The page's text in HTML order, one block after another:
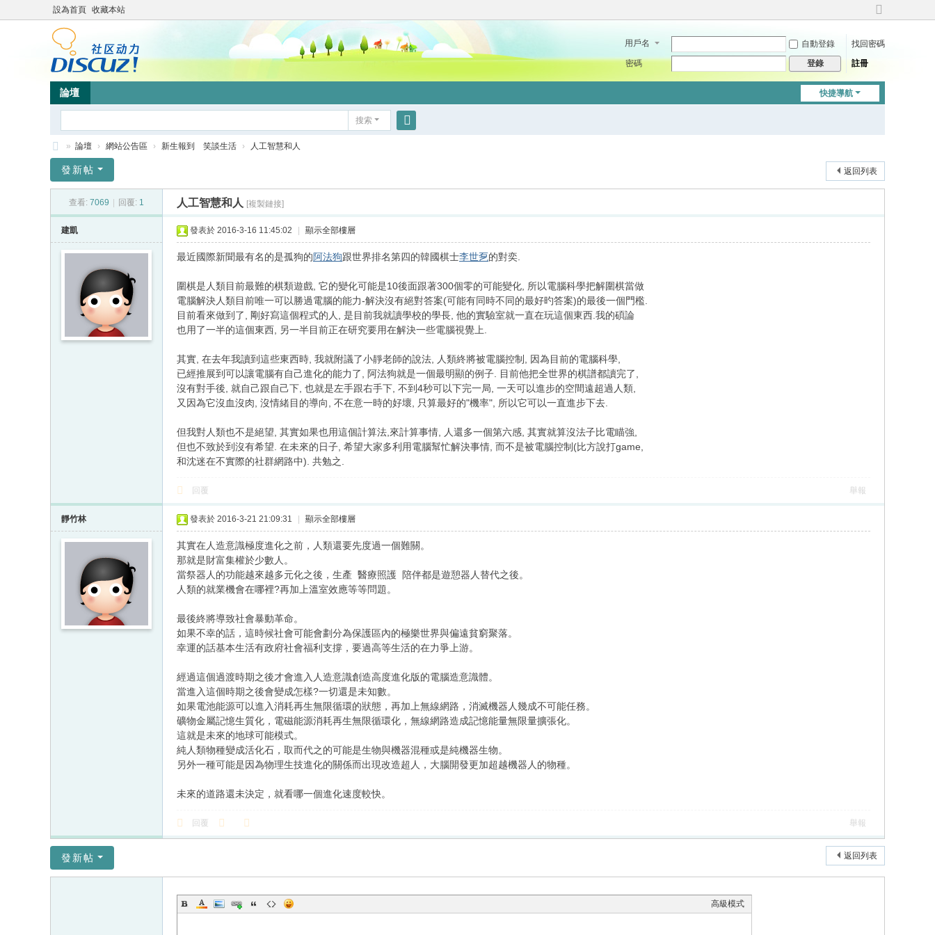
設為首頁 收藏本站
切
到
用戶名 自動登錄
找回密碼
密碼
登錄 註冊
快捷導航
論壇
搜索
竹
» 論壇 › 網站公告區 › 新生報到 笑談生活 › 人工智慧和人
返回列表
發新帖
查看: 7069 回覆: 1 人工智慧和人 [複製鏈接]
建凱 發表於 2016-3-16 11:45:02 顯示全部樓層
最近國際新聞最有名的是孤狗的阿法狗跟世界排名第四的韓國棋士李世乭的對奕.
圍棋是人類目前最難的棋類遊戲, 它的變化可能是10後面跟著300個零的可能變化, 所以電腦科學把解圍棋當做
電腦解決人類目前唯一可以勝過電腦的能力-解決沒有絕對答案(可能有同時不同的最好旳答案)的最後一個門檻.
目前看來做到了, 剛好寫這個程式的人, 是目前我就讀學校的學長, 他的實驗室就一直在玩這個東西.我的碩論
也用了一半的這個東西, 另一半目前正在研究要用在解決一些電腦視覺上.
其實, 在去年我讀到這些東西時, 我就附議了小靜老師的說法, 人類終將被電腦控制, 因為目前的電腦科學,
已經推展到可以讓電腦有自己進化的能力了, 阿法狗就是一個最明顯的例子. 目前他把全世界的棋譜都讀完了,
沒有對手後, 就自己跟自己下, 也就是左手跟右手下, 不到4秒可以下完一局, 一天可以進步的空間遠超過人類,
又因為它沒血沒肉, 沒情緒目的導向, 不在意一時的好壞, 只算最好的"機率", 所以它可以一直進步下去.
但我對人類也不是絕望, 其實如果也用這個計算法,來計算事情, 人還多一個第六感, 其實就算沒法子比電瞄強,
但也不致於到沒有希望. 在未來的日子, 希望大家多利用電腦幫忙解決事情, 而不是被電腦控制(比方說打game,
和沈迷在不實際的社群網路中). 共勉之.
回覆 舉報
靜竹林 發表於 2016-3-21 21:09:31 顯示全部樓層
其實在人造意識極度進化之前，人類還要先度過一個難關。
那就是財富集權於少數人。
當祭器人的功能越來越多元化之後，生產 醫療照護 陪伴都是遊憩器人替代之後。
人類的就業機會在哪裡?再加上溫室效應等等問題。
最後終將導致社會暴動革命。
如果不幸的話，這時候社會可能會劃分為保護區內的極樂世界與偏遠貧窮聚落。
幸運的話基本生活有政府社會福利支撐，要過高等生活的在力爭上游。
經過這個過渡時期之後才會進入人造意識創造高度進化版的電腦造意識體。
當進入這個時期之後會變成怎樣?一切還是未知數。
如果電池能源可以進入消耗再生無限循環的狀態，再加上無線網路，消滅機器人幾成不可能任務。
礦物金屬記憶生質化，電磁能源消耗再生無限循環化，無線網路造成記憶能量無限量擴張化。
這就是未來的地球可能模式。
純人類物種變成活化石，取而代之的可能是生物與機器混種或是純機器生物。
另外一種可能是因為物理生技進化的關係而出現改造超人，大腦開發更加超越機器人的物種。
未來的道路還未決定，就看哪一個進化速度較快。
回覆 舉報
返回列表
發新帖
高級模式